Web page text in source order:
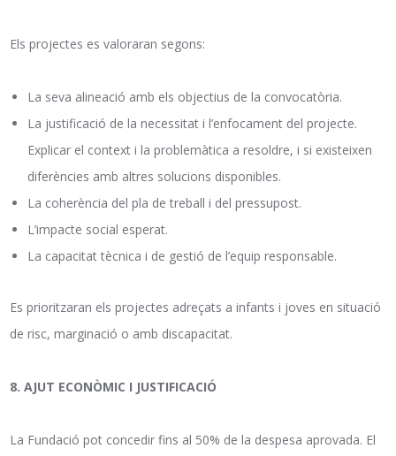
Els projectes es valoraran segons:
La seva alineació amb els objectius de la convocatòria.
La justificació de la necessitat i l’enfocament del projecte.
Explicar el context i la problemàtica a resoldre, i si existeixen
diferències amb altres solucions disponibles.
La coherència del pla de treball i del pressupost.
L’impacte social esperat.
La capacitat tècnica i de gestió de l’equip responsable.
Es prioritzaran els projectes adreçats a infants i joves en situació
de risc, marginació o amb discapacitat.
8. AJUT ECONÒMIC I JUSTIFICACIÓ
La Fundació pot concedir fins al 50% de la despesa aprovada. El